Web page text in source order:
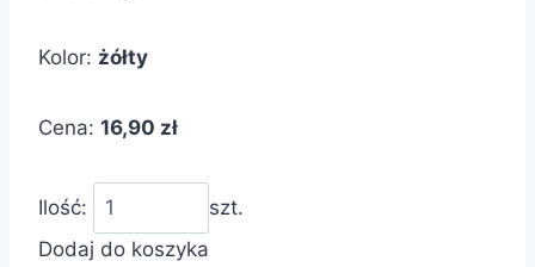
Kolor: żółty
Cena: 16,90 zł
Ilość:
szt.
Dodaj do koszyka